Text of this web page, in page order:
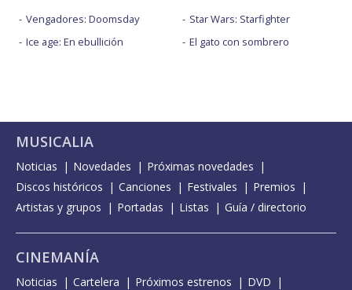
Vengadores: Doomsday
Ice age: En ebullición
Star Wars: Starfighter
El gato con sombrero
MUSICALIA
Noticias Novedades
Próximas novedades
Discos históricos
Canciones Festivales
Premios
Artistas y grupos
Portadas Listas Guía / directorio
CINEMANÍA
Noticias Cartelera Próximos estrenos
DVD